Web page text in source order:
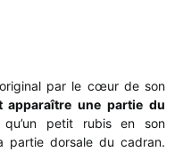
par le cœur de son
apparaître une partie du
petit rubis en son
dorsale du cadran.